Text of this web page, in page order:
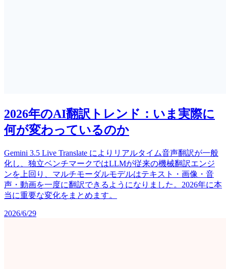
2026年のAI翻訳トレンド：いま実際に
何が変わっているのか
Gemini 3.5 Live Translate によりリアルタイム音声翻訳が一般
化し、独立ベンチマークではLLMが従来の機械翻訳エンジ
ンを上回り、マルチモーダルモデルはテキスト・画像・音
声・動画を一度に翻訳できるようになりました。2026年に本
当に重要な変化をまとめます。
2026/6/29